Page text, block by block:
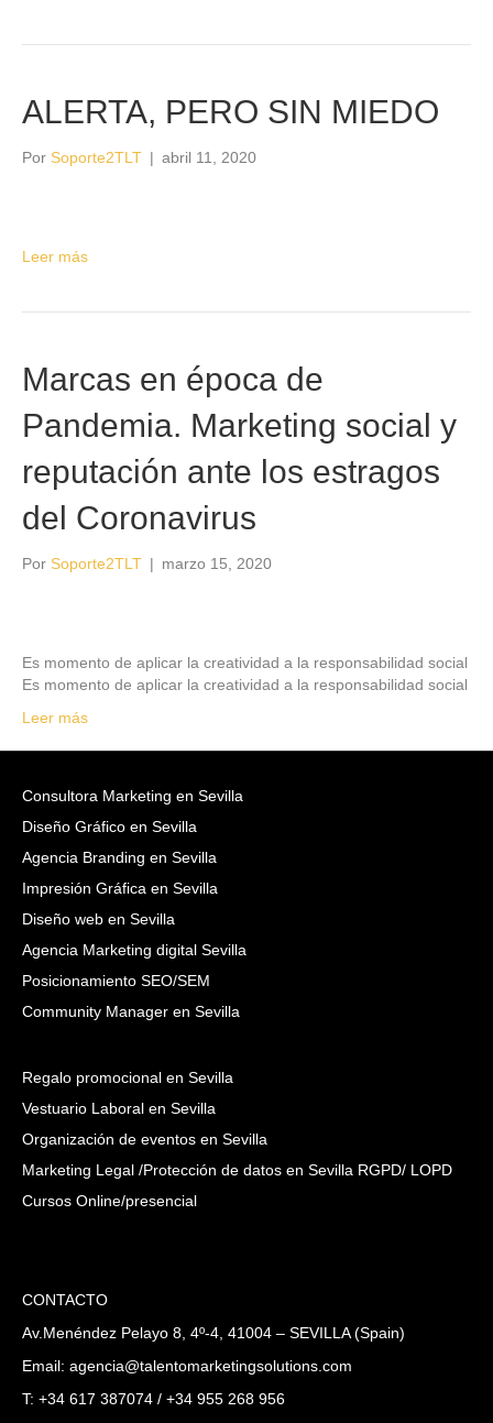
ALERTA, PERO SIN MIEDO
Por Soporte2TLT | abril 11, 2020
Leer más
Marcas en época de
Pandemia. Marketing social y
reputación ante los estragos
del Coronavirus
Por Soporte2TLT | marzo 15, 2020
Es momento de aplicar la creatividad a la responsabilidad social
Es momento de aplicar la creatividad a la responsabilidad social
Leer más
Consultora Marketing en Sevilla
Diseño Gráfico en Sevilla
Agencia Branding en Sevilla
Impresión Gráfica en Sevilla
Diseño web en Sevilla
Agencia Marketing digital Sevilla
Posicionamiento SEO/SEM
Community Manager en Sevilla
Regalo promocional en Sevilla
Vestuario Laboral en Sevilla
Organización de eventos en Sevilla
Marketing Legal /Protección de datos en Sevilla RGPD/ LOPD
Cursos Online/presencial
CONTACTO
Av.Menéndez Pelayo 8, 4º-4, 41004 – SEVILLA (Spain)
Email: agencia@talentomarketingsolutions.com
T: +34 617 387074 / +34 955 268 956